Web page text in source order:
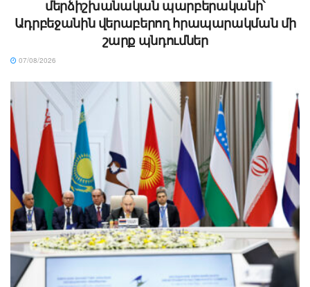
մերձիշխանական պարբերականի՝
Ադրբեջանին վերաբերող հրապարակման մի
շարք պնդումներ
07/08/2026